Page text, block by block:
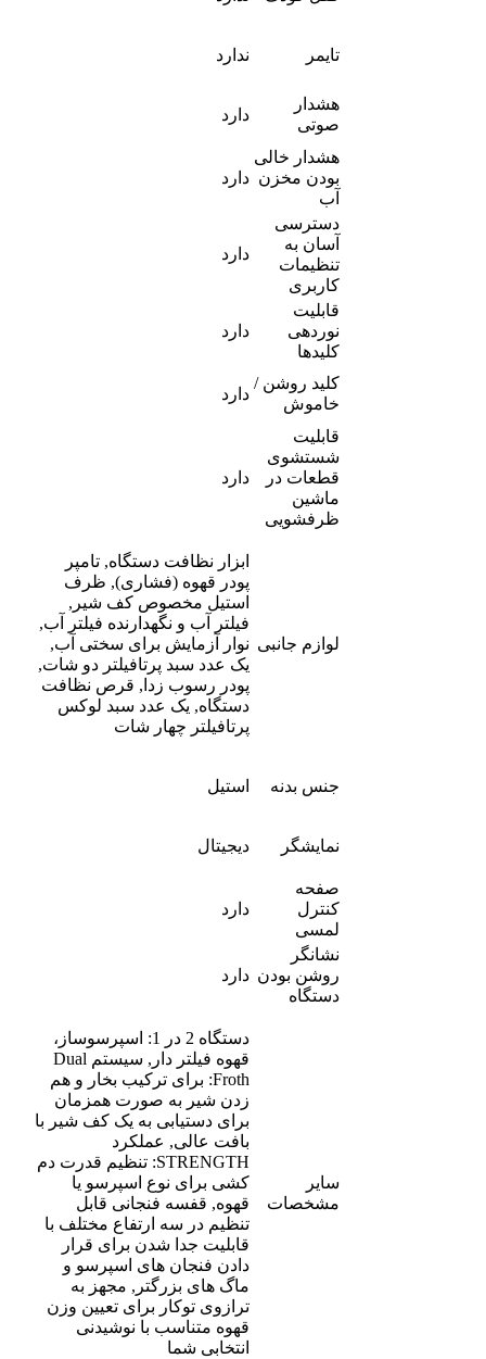
تایمر ندارد
هشدار
صوتی
دارد
هشدار خالی
بودن مخزن
آب
دارد
دسترسی
آسان به
تنظیمات
کاربری
دارد
قابلیت
نوردهی
کلیدها
دارد
کلید روشن /
خاموش
دارد
قابلیت
شستشوی
قطعات در
ماشین
ظرفشویی
دارد
لوازم جانبی
ابزار نظافت دستگاه, تامپر
پودر قهوه (فشاری), ظرف
استیل مخصوص کف شیر,
فیلتر آب و نگهدارنده فیلتر آب,
نوار آزمایش برای سختی آب,
یک عدد سبد پرتافیلتر دو شات,
پودر رسوب زدا, قرص نظافت
دستگاه, یک عدد سبد لوکس
پرتافیلتر چهار شات
جنس بدنه استیل
نمایشگر دیجیتال
صفحه
کنترل
لمسی
دارد
نشانگر
روشن بودن
دستگاه
دارد
سایر
مشخصات
دستگاه 2 در 1: اسپرسوساز،
قهوه فیلتر دار, سیستم Dual
Froth: برای ترکیب بخار و هم
زدن شیر به صورت همزمان
برای دستیابی به یک کف شیر با
بافت عالی, عملکرد
STRENGTH: تنظیم قدرت دم
کشی برای نوع اسپرسو یا
قهوه, قفسه فنجانی قابل
تنظیم در سه ارتفاع مختلف با
قابلیت جدا شدن برای قرار
دادن فنجان های اسپرسو و
ماگ های بزرگتر, مجهز به
ترازوی توکار برای تعیین وزن
قهوه متناسب با نوشیدنی
انتخابی شما